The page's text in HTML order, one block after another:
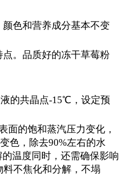
色和营养成分基本不变
。品质好的冻干草莓粉
的共晶点-15℃，设定预
面的饱和蒸汽压力变化，
色，除去90%左右的水
温度同时，还需确保影响
不焦化和分解，不塌